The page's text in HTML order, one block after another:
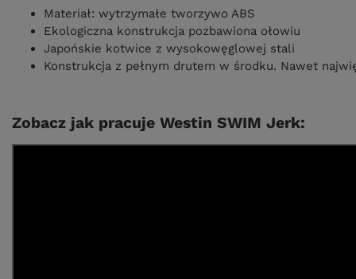
Materiał: wytrzymałe tworzywo ABS
Ekologiczna konstrukcja pozbawiona ołowiu
Japońskie kotwice z wysokowęglowej stali
Konstrukcja z pełnym drutem w środku. Nawet
Zobacz jak pracuje Westin SWIM Jerk: